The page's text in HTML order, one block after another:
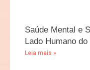
Saúde Mental e
Lado Humano
Leia mais »